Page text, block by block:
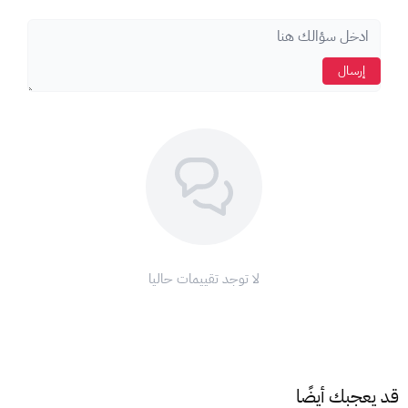
بطاقة هديتك من أسواق التميمي هي هدية رائعة ومريحة يمكنك
سعودي.
من أين أستطيع شراء بطاقة هديتك أسواق التميمي
اعرض الباركود، الذي تم إرساله إليك، على موظف الكاشير لدينا.
إرسال
لا توجد تقييمات حاليا
قد يعجبك أيضًا